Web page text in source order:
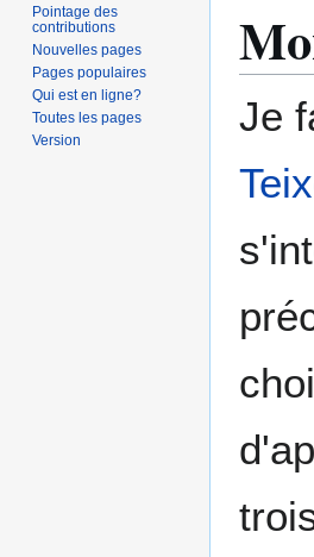
Je
Pointage des
contributions
Nouvelles pages
Pages populaires
Qui est en ligne?
Toutes les pages
Version